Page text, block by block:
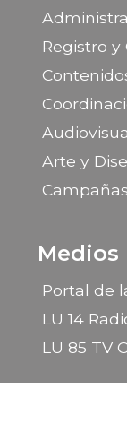
Registro y
Arte y
Medios
Portal de
LU 14
LU 85 TV